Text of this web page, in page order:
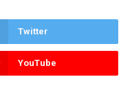
Twitter
YouTube